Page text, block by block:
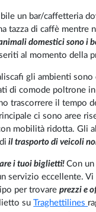
un bar/caffetteria
tazza di caffè mentre
domestici sono i
al momento della
gli ambienti
di comode poltrone
trascorrere il tempo
ci sono aree
mobilità ridotta. Gli
il trasporto di veicoli
i tuoi biglietti!Con
servizio eccellente. Vi
per trovareprezzi e
suTraghettilines